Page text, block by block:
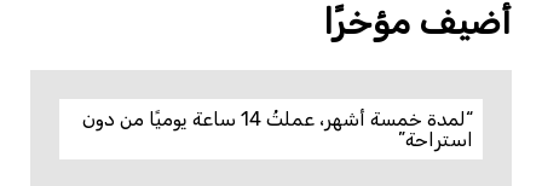
أضيف مؤخرًا
“لمدة خمسة أشهر، عملتُ 14 ساعة يوميًا من دون
استراحة”